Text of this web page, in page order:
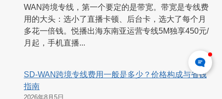
WAN跨境专线，第一个要定的是带宽。带宽是专线费
用的大头：选小了直播卡顿、后台卡，选大了每个月
多花一倍钱。悦播出海东南亚运营专线5M独享450元/
月起，手机直播...
SD-WAN跨境专线费用一般是多少？价格构成与省钱
指南
2026年8月5日